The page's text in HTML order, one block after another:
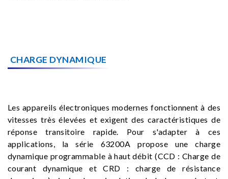
CHARGE DYNAMIQUE
Les appareils électroniques modernes fonctionnent à des
vitesses très élevées et exigent des caractéristiques de
réponse transitoire rapide. Pour s'adapter à ces
applications, la série 63200A propose une charge
dynamique programmable à haut débit (CCD : Charge de
courant dynamique et CRD : charge de résistance